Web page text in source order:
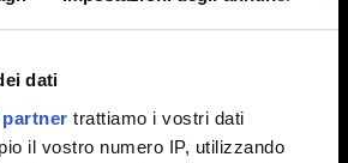
dati
trattiamo i vostri dati
il vostro numero IP, utilizzando
PROJEKT RED?
1 anno fa
RED può essere collegato a